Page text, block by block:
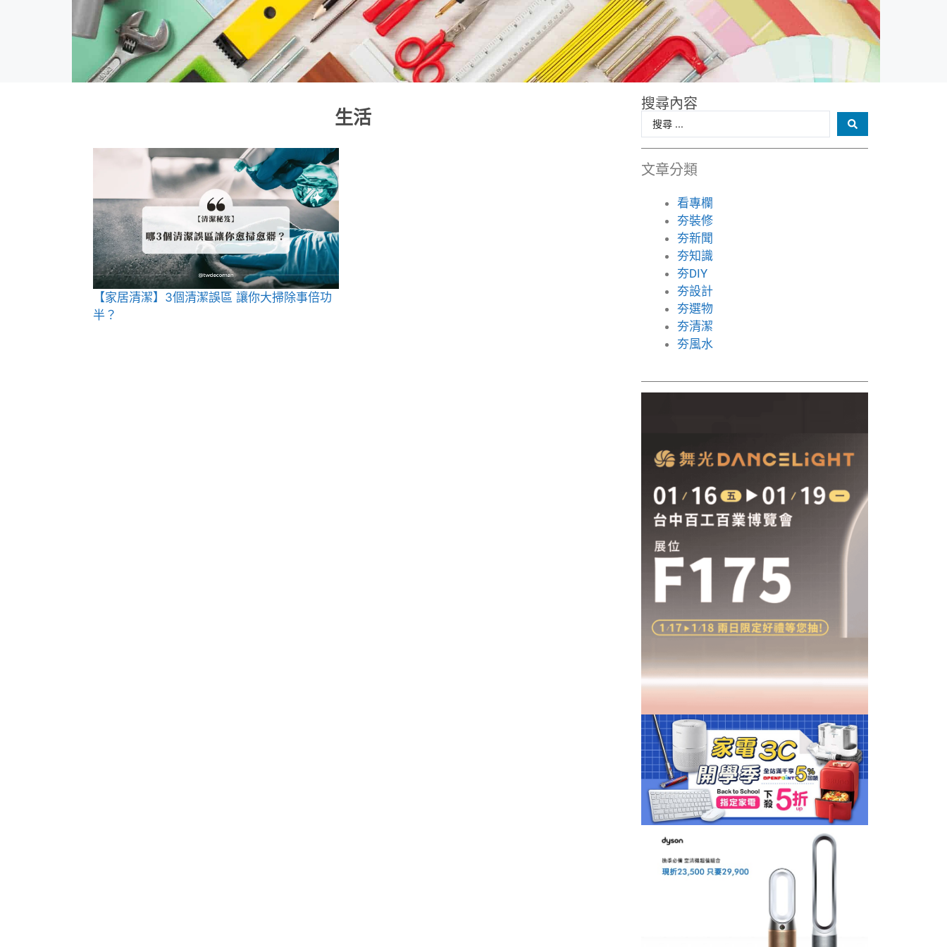
生活
【家居清潔】3個清潔誤區 讓你大掃除事倍功
半？
搜尋內容
文章分類
看專欄
夯裝修
夯新聞
夯知識
夯DIY
夯設計
夯選物
夯清潔
夯風水